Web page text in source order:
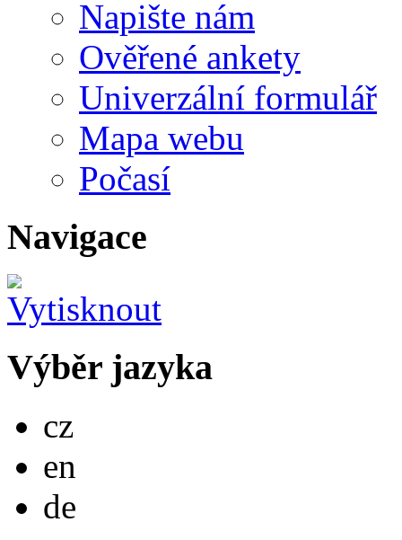
Napište nám
Ověřené ankety
Univerzální formulář
Mapa webu
Počasí
Navigace
Výběr jazyka
cz
en
de